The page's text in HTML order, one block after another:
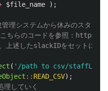
$file_name );
理システムから休みのスタッフ
こちらのコードを参照：
述したslackIDをセットにした
( '/path to csv/
:: READ_CSV);
していく